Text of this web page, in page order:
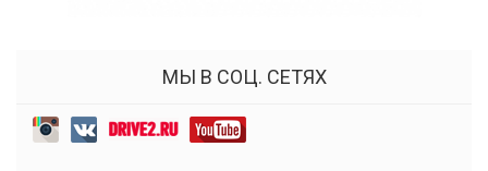
МЫ В СОЦ. СЕТЯХ